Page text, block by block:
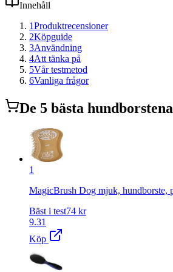
Innehåll
1Produktrecensioner
2Köpguide
3Användning
4Att tänka på
5Vår testmetod
6Vanliga frågor
De 5 bästa hundborste
1
MagicBrush Dog mjuk, hundborste,
Bäst i test74 kr
9.31
Köp